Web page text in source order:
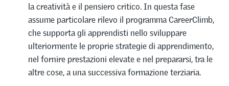
la creatività e il pensiero critico. In questa fase
assume particolare rilevo il programma CareerClimb,
che supporta gli apprendisti nello sviluppare
ulteriormente le proprie strategie di apprendimento,
nel fornire prestazioni elevate e nel prepararsi, tra le
altre cose, a una successiva formazione terziaria.